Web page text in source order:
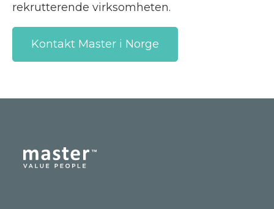
rekrutterende virksomheten.
Kontakt Master i Norge